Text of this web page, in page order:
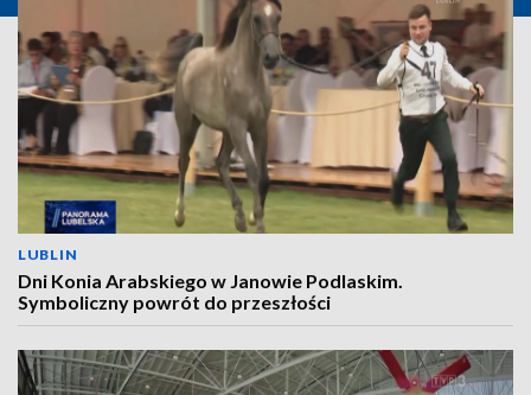
LUBLIN
Dni Konia Arabskiego w Janowie Podlaskim.
Symboliczny powrót do przeszłości